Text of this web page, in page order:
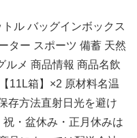
ル バッグインボックス
ター スポーツ 備蓄 天然
ルメ 商品情報 商品名飲
11L箱】×2 原材料名温
存方法直射日光を避け
・盆休み・正月休みは